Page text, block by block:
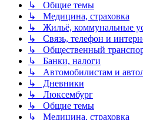
↳ Общие темы
↳ Медицина, страховка
↳ Жильё, коммунальные
↳ Связь, телефон и
↳ Общественный
↳ Банки, налоги
↳ Автомобилистам и
↳ Дневники
↳ Люксембург
↳ Общие темы
↳ Медицина, страховка